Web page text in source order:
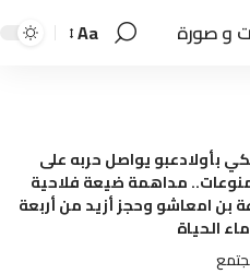
و صورة Aa
بأولادعبو يواصل حربه على
مداهمة ضيعة فلاحية
بن امعاشو وحجز أزيد من أربعة
الحياة